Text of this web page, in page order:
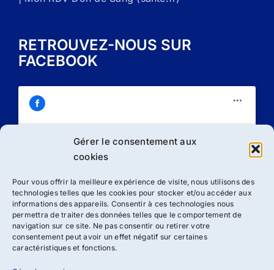
Gérer le consentement aux
cookies
Pour vous offrir la meilleure expérience de visite, nous utilisons des
technologies telles que les cookies pour stocker et/ou accéder aux
informations des appareils. Consentir à ces technologies nous
permettra de traiter des données telles que le comportement de
navigation sur ce site. Ne pas consentir ou retirer votre
consentement peut avoir un effet négatif sur certaines
caractéristiques et fonctions.
RETROUVEZ-NOUS SUR
FACEBOOK
Cliquez sur « J’accepte » pour activer
J’accepte